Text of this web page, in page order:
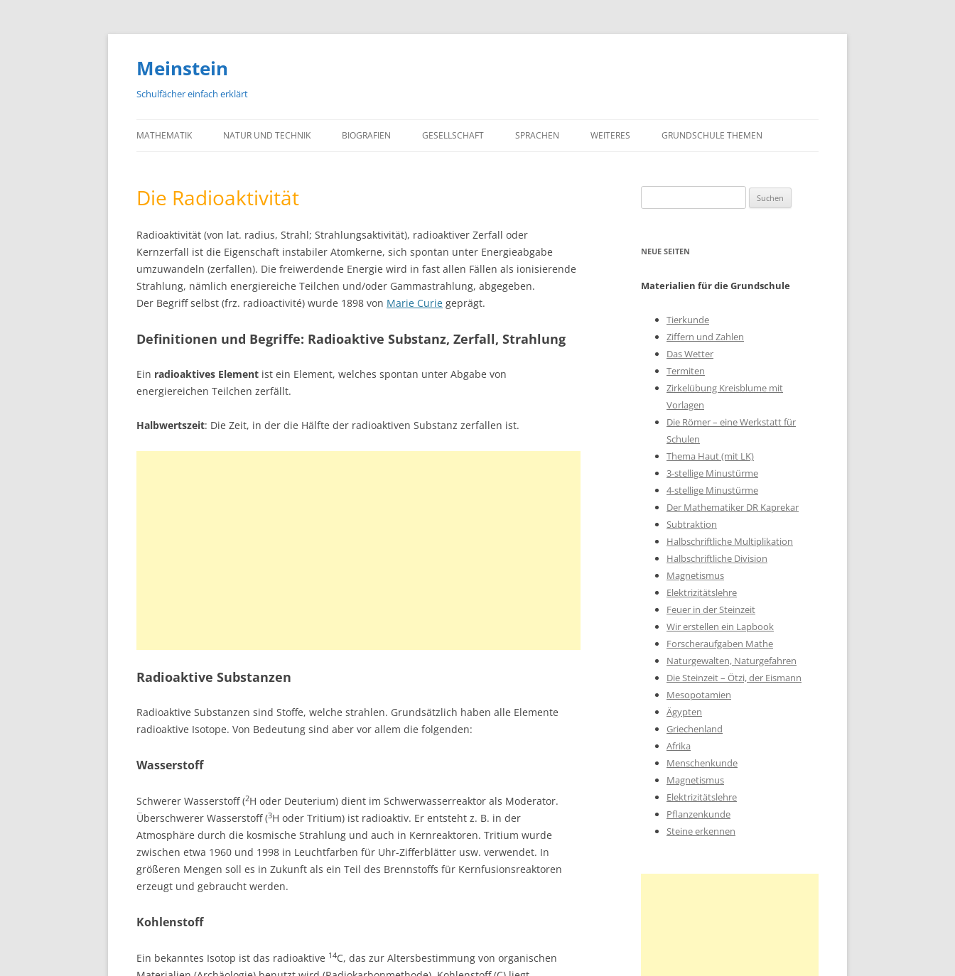
Meinstein
Schulfächer einfach erklärt
Inhalt
MATHEMATIK NATUR UND TECHNIK
PHYSIK
GEOGRAFIE UND GEOLOGIE
ASTRONOMIE
BIOGRAFIEN GESELLSCHAFT
AKTUELLES
SPRACHEN WEITERES
WERTVOLLE FILME
BERUFSWAHL
GRUNDSCHULE THEMEN
FRANZÖSISCH
Die Radioaktivität
Radioaktivität (von lat. radius, Strahl; Strahlungsaktivität), radioaktiver Zerfall oder
Kernzerfall ist die Eigenschaft instabiler Atomkerne, sich spontan unter Energieabgabe
umzuwandeln (zerfallen). Die freiwerdende Energie wird in fast allen Fällen als ionisierende
Strahlung, nämlich energiereiche Teilchen und/oder Gammastrahlung, abgegeben.
Der Begriff selbst (frz. radioactivité) wurde 1898 von Marie Curie geprägt.
Definitionen und Begriffe: Radioaktive Substanz, Zerfall, Strahlung
Ein radioaktives Element ist ein Element, welches spontan unter Abgabe von
energiereichen Teilchen zerfällt.
Halbwertszeit: Die Zeit, in der die Hälfte der radioaktiven Substanz zerfallen ist.
Radioaktive Substanzen
Radioaktive Substanzen sind Stoffe, welche strahlen. Grundsätzlich haben alle Elemente
radioaktive Isotope. Von Bedeutung sind aber vor allem die folgenden:
Wasserstoff
Schwerer Wasserstoff (2H oder Deuterium) dient im Schwerwasserreaktor als Moderator.
Überschwerer Wasserstoff (3H oder Tritium) ist radioaktiv. Er entsteht z. B. in der
Atmosphäre durch die kosmische Strahlung und auch in Kernreaktoren. Tritium wurde
zwischen etwa 1960 und 1998 in Leuchtfarben für Uhr-Zifferblätter usw. verwendet. In
größeren Mengen soll es in Zukunft als ein Teil des Brennstoffs für Kernfusionsreaktoren
erzeugt und gebraucht werden.
Kohlenstoff
Ein bekanntes Isotop ist das radioaktive 14C, das zur Altersbestimmung von organischen
nach:
NEUE SEITEN
Materialien für die Grundschule
Tierkunde
Ziffern und Zahlen
Das Wetter
Termiten
Zirkelübung Kreisblume mit
Vorlagen
Die Römer – eine Werkstatt für
Schulen
Thema Haut (mit LK)
3-stellige Minustürme
4-stellige Minustürme
Der Mathematiker DR Kaprekar
Subtraktion
Halbschriftliche Multiplikation
Halbschriftliche Division
Magnetismus
Elektrizitätslehre
Feuer in der Steinzeit
Wir erstellen ein Lapbook
Forscheraufgaben Mathe
Naturgewalten, Naturgefahren
Die Steinzeit – Ötzi, der Eismann
Mesopotamien
Ägypten
Griechenland
Afrika
Menschenkunde
Magnetismus
Elektrizitätslehre
Pflanzenkunde
Steine erkennen